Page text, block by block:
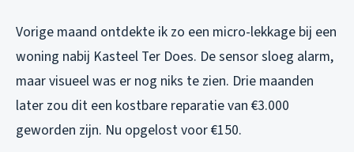
Vorige maand ontdekte ik zo een micro-lekkage bij een
woning nabij Kasteel Ter Does. De sensor sloeg alarm,
maar visueel was er nog niks te zien. Drie maanden
later zou dit een kostbare reparatie van €3.000
geworden zijn. Nu opgelost voor €150.